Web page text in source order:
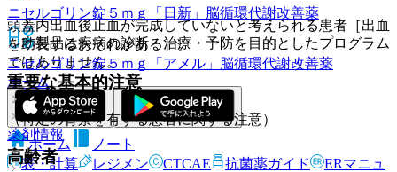
ニセルゴリン錠５ｍｇ「日新」 脳循環代謝改善薬
ニセルゴリン錠５ｍｇ「アメル」
脳循環代謝改善薬
ホーム
薬剤情報
頭蓋内出血後止血が完成していないと考えられる患者［出血
を助長するおそれがある］。
重要な基本的注意
（特定の背景を有する患者に関する注意）
高齢者
※本製品は疾病の診断・治療・予防を目的としたプログラム
ではありません。
ホーム
ノート
表・計算
レジメン CTCAE 抗菌薬ガイド
ERマニュ